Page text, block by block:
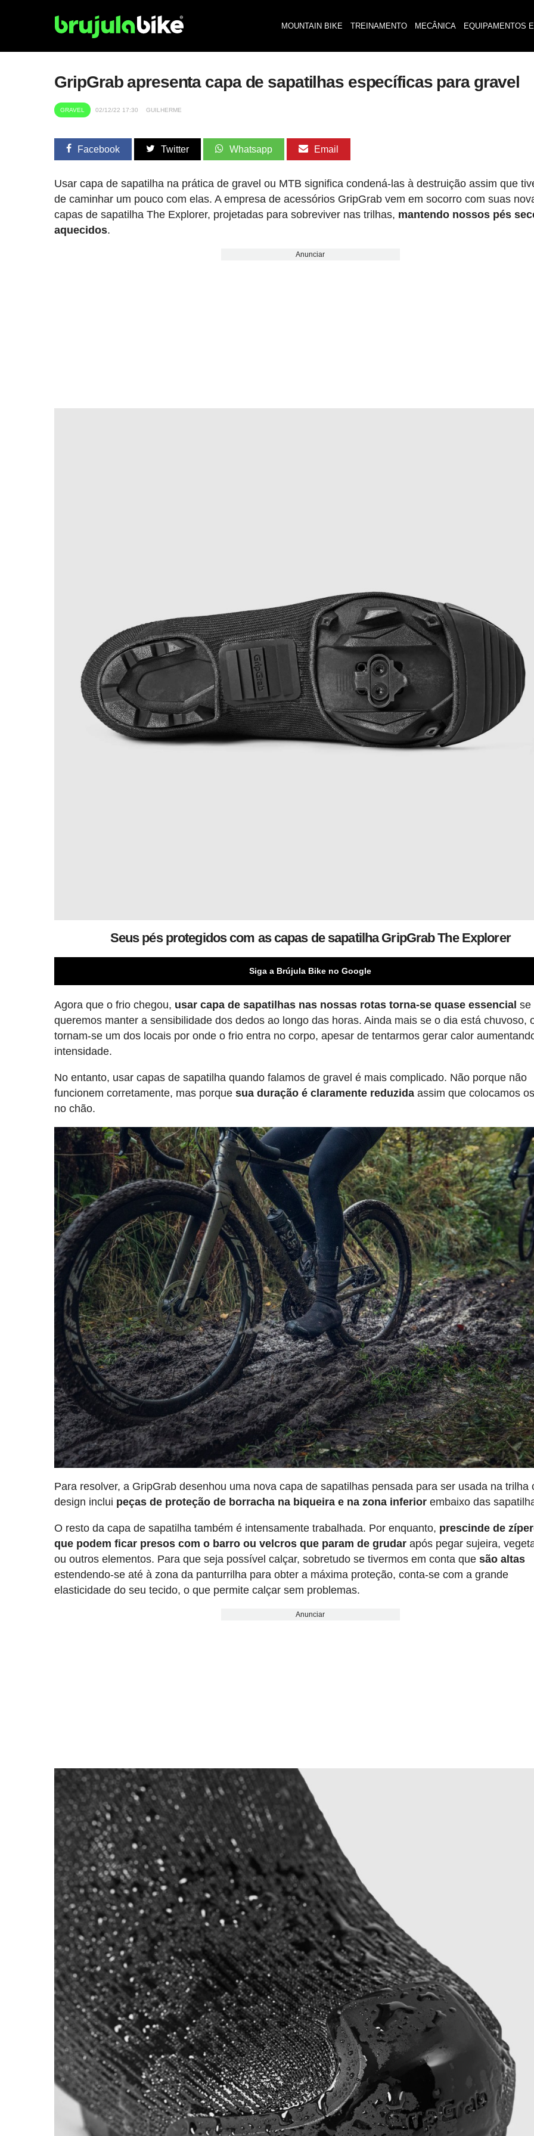
MOUNTAIN BIKE TREINAMENTO MECÂNICA EQUIPAMENTOS
GripGrab apresenta capa de sapatilhas específicas para gravel
GRAVEL 02/12/22 17:30 GUILHERME
Facebook Twitter Whatsapp Email
Usar capa de sapatilha na prática de gravel ou MTB significa condená-las à destruição assim que
de caminhar um pouco com elas. A empresa de acessórios GripGrab vem em socorro com suas
capas de sapatilha The Explorer, projetadas para sobreviver nas trilhas, mantendo nossos pés
aquecidos.
Anunciar
Seus pés protegidos com as capas de sapatilha GripGrab The Explorer
Siga a Brújula Bike no Google
Agora que o frio chegou, usar capa de sapatilhas nas nossas rotas torna-se quase essencial se
queremos manter a sensibilidade dos dedos ao longo das horas. Ainda mais se o dia está chuvoso,
tornam-se um dos locais por onde o frio entra no corpo, apesar de tentarmos gerar calor
intensidade.
No entanto, usar capas de sapatilha quando falamos de gravel é mais complicado. Não porque não
funcionem corretamente, mas porquesua duração é claramente reduzida assim que colocamos
no chão.
Para resolver, a GripGrab desenhou uma nova capa de sapatilhas pensada para ser usada na trilha
design inclui peças de proteção de borracha na biqueira e na zona inferior embaixo das
O resto da capa de sapatilha também é intensamente trabalhada. Por enquanto, prescinde de
que podem ficar presos com o barro ou velcros que param de grudar após pegar sujeira,
ou outros elementos. Para que seja possível calçar, sobretudo se tivermos em conta quesão altas
estendendo-se até à zona da panturrilha para obter a máxima proteção, conta-se com a grande
elasticidade do seu tecido, o que permite calçar sem problemas.
Anunciar